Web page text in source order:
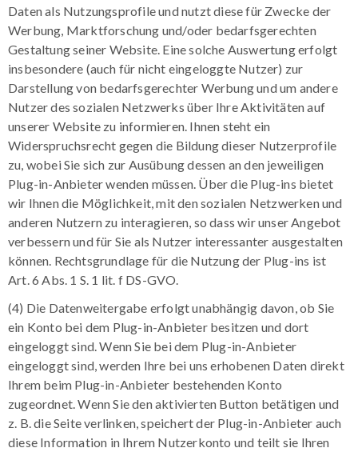
Daten als Nutzungsprofile und nutzt diese für Zwecke der
Werbung, Marktforschung und/oder bedarfsgerechten
Gestaltung seiner Website. Eine solche Auswertung erfolgt
insbesondere (auch für nicht eingeloggte Nutzer) zur
Darstellung von bedarfsgerechter Werbung und um andere
Nutzer des sozialen Netzwerks über Ihre Aktivitäten auf
unserer Website zu informieren. Ihnen steht ein
Widerspruchsrecht gegen die Bildung dieser Nutzerprofile
zu, wobei Sie sich zur Ausübung dessen an den jeweiligen
Plug-in-Anbieter wenden müssen. Über die Plug-ins bietet
wir Ihnen die Möglichkeit, mit den sozialen Netzwerken und
anderen Nutzern zu interagieren, so dass wir unser Angebot
verbessern und für Sie als Nutzer interessanter ausgestalten
können. Rechtsgrundlage für die Nutzung der Plug-ins ist
Art. 6 Abs. 1 S. 1 lit. f DS-GVO.
(4) Die Datenweitergabe erfolgt unabhängig davon, ob Sie
ein Konto bei dem Plug-in-Anbieter besitzen und dort
eingeloggt sind. Wenn Sie bei dem Plug-in-Anbieter
eingeloggt sind, werden Ihre bei uns erhobenen Daten direkt
Ihrem beim Plug-in-Anbieter bestehenden Konto
zugeordnet. Wenn Sie den aktivierten Button betätigen und
z. B. die Seite verlinken, speichert der Plug-in-Anbieter auch
diese Information in Ihrem Nutzerkonto und teilt sie Ihren